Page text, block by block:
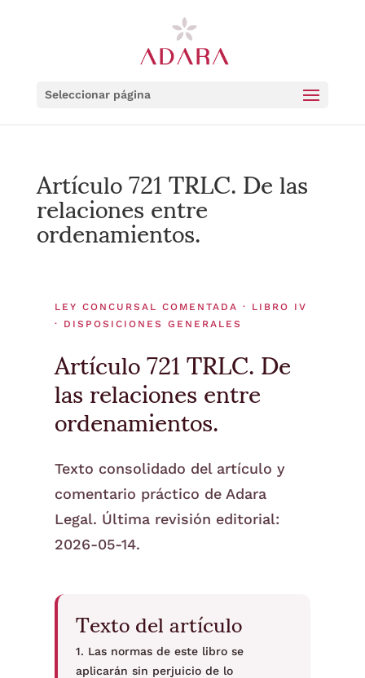
Seleccionar página
Artículo 721 TRLC. De las
relaciones entre
ordenamientos.
LEY CONCURSAL COMENTADA · LIBRO IV
· DISPOSICIONES GENERALES
Artículo 721 TRLC. De
las relaciones entre
ordenamientos.
Texto consolidado del artículo y
comentario práctico de Adara
Legal. Última revisión editorial:
2026-05-14.
Texto del artículo
1. Las normas de este libro se
aplicarán sin perjuicio de lo